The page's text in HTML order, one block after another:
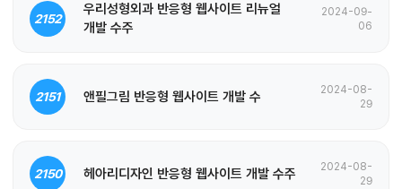
2152
우리성형외과 반응형 웹사이트 리뉴얼
개발 수주
2024-09-
06
2151 앤필그림 반응형 웹사이트 개발 수
2024-08-
29
2150 헤아리디자인 반응형 웹사이트 개발 수주
2024-08-
29